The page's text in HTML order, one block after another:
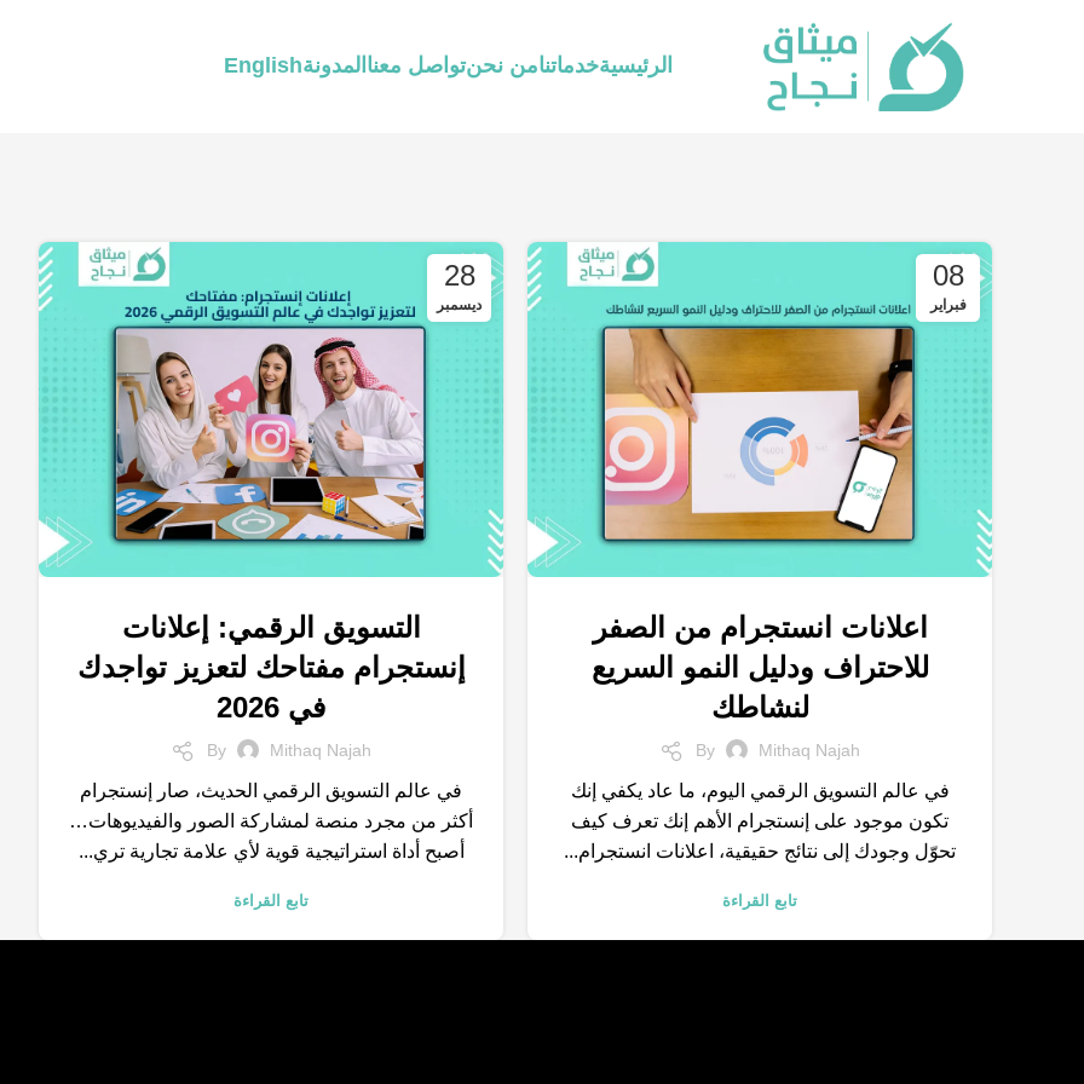
الرئيسيةخدماتنامن نحنتواصل معنا المدونةEnglish
08
فبراير
التجارة الإلكترونية التسويق الالكتروني
التسويق الرقمي,شركات تسويق,محركات البحث
اعلانات انستجرام من الصفر
للاحتراف ودليل النمو السريع
لنشاطك
By Mithaq Najah
في عالم التسويق الرقمي اليوم، ما عاد يكفي إنك
تكون موجود على إنستجرام الأهم إنك تعرف كيف
تحوّل وجودك إلى نتائج حقيقية، اعلانات انستجرام...
تابع القراءة
28
ديسمبر
إعلانات إنستجرام, التسويق الالكتروني ,
الكلمات المفتاحية خدمات التسويق الالكتروني,شركات تسويق,
متجر الكتروني,محركات البحث
التسويق الرقمي: إعلانات
إنستجرام مفتاحك لتعزيز تواجدك
في 2026
By Mithaq Najah
في عالم التسويق الرقمي الحديث، صار إنستجرام
أكثر من مجرد منصة لمشاركة الصور والفيديوهات…
أصبح أداة استراتيجية قوية لأي علامة تجارية تري...
تابع القراءة